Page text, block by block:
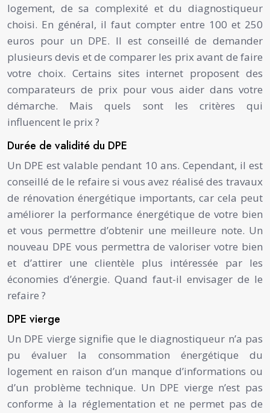
logement, de sa complexité et du diagnostiqueur
choisi. En général, il faut compter entre 100 et 250
euros pour un DPE. Il est conseillé de demander
plusieurs devis et de comparer les prix avant de faire
votre choix. Certains sites internet proposent des
comparateurs de prix pour vous aider dans votre
démarche. Mais quels sont les critères qui
influencent le prix ?
Durée de validité du DPE
Un DPE est valable pendant 10 ans. Cependant, il est
conseillé de le refaire si vous avez réalisé des travaux
de rénovation énergétique importants, car cela peut
améliorer la performance énergétique de votre bien
et vous permettre d’obtenir une meilleure note. Un
nouveau DPE vous permettra de valoriser votre bien
et d’attirer une clientèle plus intéressée par les
économies d’énergie. Quand faut-il envisager de le
refaire ?
DPE vierge
Un DPE vierge signifie que le diagnostiqueur n’a pas
pu évaluer la consommation énergétique du
logement en raison d’un manque d’informations ou
d’un problème technique. Un DPE vierge n’est pas
conforme à la réglementation et ne permet pas de